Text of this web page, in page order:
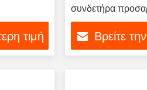
τιμή
συνδετήρα
Βρείτε